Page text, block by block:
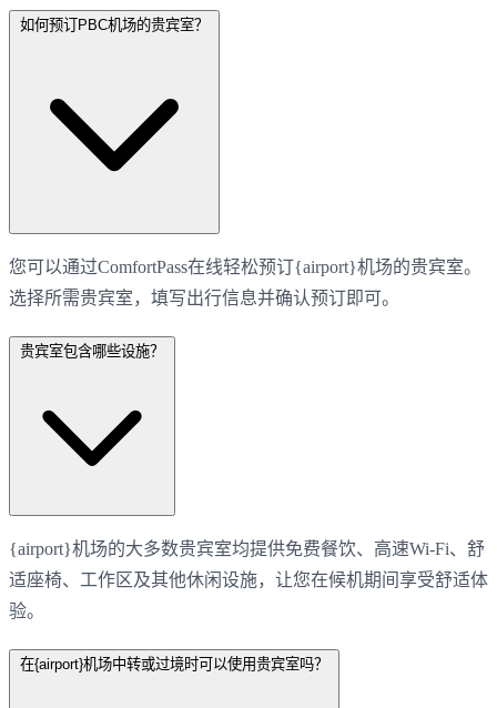
如何预订PBC机场的贵宾室？
您可以通过ComfortPass在线轻松预订{airport}机场的贵宾室。
选择所需贵宾室，填写出行信息并确认预订即可。
贵宾室包含哪些设施？
{airport}机场的大多数贵宾室均提供免费餐饮、高速Wi-Fi、舒
适座椅、工作区及其他休闲设施，让您在候机期间享受舒适体
验。
在{airport}机场中转或过境时可以使用贵宾室吗？